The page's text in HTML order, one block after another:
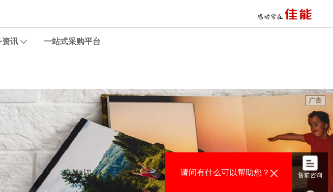
设计院数码出图与设备管理
疗制造企业特殊纸打印应用
某连锁体检中心“打印池”解决方案
精细化人像皮肤拍摄应用
能体测仪输出应用
口腔医院牙片输出应用
十二年一贯制学校打印应用
智慧点阵打印应用
儿童之家幼儿园打印应用
杭州珐珞斯智慧作业学情系统
某市新建学校
四川传媒学院
平安校园 数字安防监控系统
交通数字安防电子警察系统
政务大厅营业执照打印应用
某人民政府政务服务大厅
数字安防视频监控与事件复盘
智能楼宇数字安防,智能监控分析
资讯 一站式采购平台
请问有什么可以帮助您？ 售前咨询